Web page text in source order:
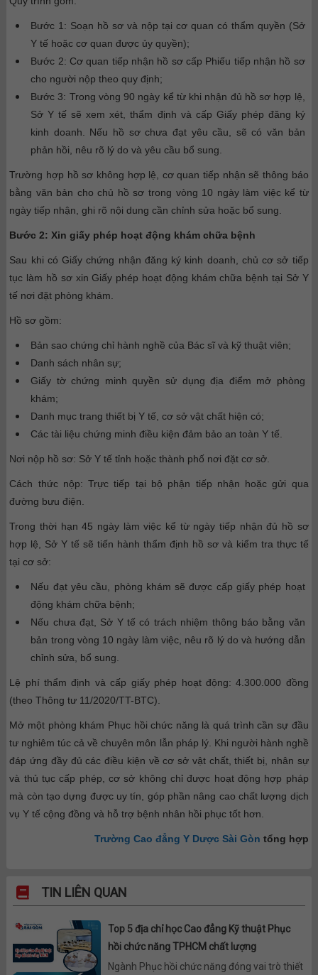
Bước 1: Soạn hồ sơ và nộp tại cơ quan có thẩm quyền (Sở
Y tế hoặc cơ quan được ủy quyền);
Bước 2: Cơ quan tiếp nhận hồ sơ cấp Phiếu tiếp nhận hồ sơ
cho người nộp theo quy định;
Bước 3: Trong vòng 90 ngày kể từ khi nhận đủ hồ sơ hợp lệ,
Sở Y tế sẽ xem xét, thẩm định và cấp Giấy phép đăng ký
kinh doanh. Nếu hồ sơ chưa đạt yêu cầu, sẽ có văn bản
phản hồi, nêu rõ lý do và yêu cầu bổ sung.
Trường hợp hồ sơ không hợp lệ, cơ quan tiếp nhận sẽ thông báo
bằng văn bản cho chủ hồ sơ trong vòng 10 ngày làm việc kể từ
ngày tiếp nhận, ghi rõ nội dung cần chỉnh sửa hoặc bổ sung.
Bước 2: Xin giấy phép hoạt động khám chữa bệnh
Sau khi có Giấy chứng nhận đăng ký kinh doanh, chủ cơ sở tiếp
tục làm hồ sơ xin Giấy phép hoạt động khám chữa bệnh tại Sở Y
tế nơi đặt phòng khám.
Hồ sơ gồm:
Bản sao chứng chỉ hành nghề của Bác sĩ và kỹ thuật viên;
Danh sách nhân sự;
Giấy tờ chứng minh quyền sử dụng địa điểm mở phòng
khám;
Danh mục trang thiết bị Y tế, cơ sở vật chất hiện có;
Các tài liệu chứng minh điều kiện đảm bảo an toàn Y tế.
Nơi nộp hồ sơ: Sở Y tế tỉnh hoặc thành phố nơi đặt cơ sở.
Cách thức nộp: Trực tiếp tại bộ phận tiếp nhận hoặc gửi qua
đường bưu điện.
Trong thời hạn 45 ngày làm việc kể từ ngày tiếp nhận đủ hồ sơ
hợp lệ, Sở Y tế sẽ tiến hành thẩm định hồ sơ và kiểm tra thực tế
tại cơ sở:
Nếu đạt yêu cầu, phòng khám sẽ được cấp giấy phép hoạt
động khám chữa bệnh;
Nếu chưa đạt, Sở Y tế có trách nhiệm thông báo bằng văn
bản trong vòng 10 ngày làm việc, nêu rõ lý do và hướng dẫn
chỉnh sửa, bổ sung.
Lệ phí thẩm định và cấp giấy phép hoạt động: 4.300.000 đồng
(theo Thông tư 11/2020/TT-BTC).
Mở một phòng khám Phục hồi chức năng là quá trình cần sự đầu
tư nghiêm túc cả về chuyên môn lẫn pháp lý. Khi người hành nghề
đáp ứng đầy đủ các điều kiện về cơ sở vật chất, thiết bị, nhân sự
và thủ tục cấp phép, cơ sở không chỉ được hoạt động hợp pháp
mà còn tạo dựng được uy tín, góp phần nâng cao chất lượng dịch
vụ Y tế cộng đồng và hỗ trợ bệnh nhân hồi phục tốt hơn.
Trường Cao đẳng Y Dược Sài Gòn tổng hợp
TIN LIÊN QUAN
Top 5 địa chỉ học Cao đẳng Kỹ thuật Phục
hồi chức năng TPHCM chất lượng
Ngành Phục hồi chức năng đóng vai trò thiết